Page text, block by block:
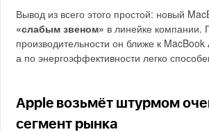
Вывод из всего этого простой: новый
«слабым звеном» в линейке компании.
производительности он ближе к
а по энергоэффективности легко
Apple возьмёт штурмом
сегмент рынка